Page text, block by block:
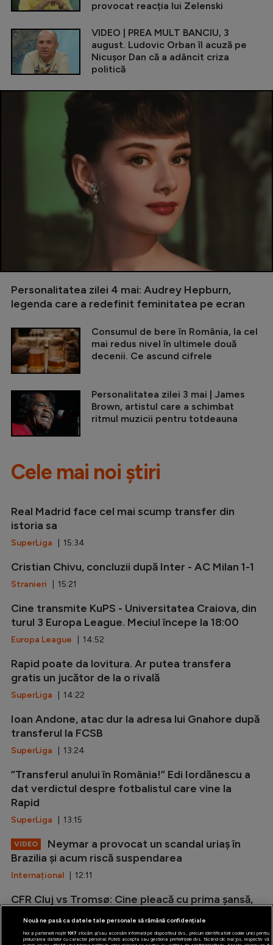
provocat reacția lui Zelenski
VIDEO | PREA MULT BANCIU, 3
august. Ludovic Orban îl acuză pe
Nicușor Dan că a adâncit criza
politică
Personalitatea zilei 4 mai: Audrey Hepburn,
legenda care a redefinit feminitatea pe ecran
Consumul de bere în România, la cel
mai redus nivel în ultimele două
decenii. Ce ascund cifrele
Personalitatea zilei 3 mai | James
Brown, artistul care a schimbat
ritmul muzicii pentru totdeauna
Cele mai noi știri
Real Madrid face cel mai scump transfer din
istoria sa
SuperLiga | 15:34
Cristian Chivu, concluzii după Inter - AC Milan 1-1
Stranieri | 15:21
Cine transmite KuPS - Universitatea Craiova, din
turul 3 Europa League. Meciul începe la 18:00
Europa League | 14:52
Rapid poate da lovitura. Ar putea transfera
gratis un jucător de la o rivală
SuperLiga | 14:22
Ioan Andone, atac dur la adresa lui Gnahore după
transferul la FCSB
SuperLiga | 13:24
”Transferul anului în România!” Edi Iordănescu a
dat verdictul despre fotbalistul care vine la
Rapid
SuperLiga | 13:15
VIDEO
Neymar a provocat un scandal uriaș în
Brazilia și acum riscă suspendarea
Internațional | 12:11
CFR Cluj vs Tromsø: Cine pleacă cu prima șansă,
Conference League| 11:46
Nouă ne pasă ca datele tale personale să rămână confidențiale
Noi și partenerii noștri 1017stocăm și/sau accesăm informații pe dispozitivul dvs., precum identificatorii cookie unici pentru
prelucrarea datelor cu caracter personal. Puteți accepta sau gestiona preferințele dvs. făcând clic mai jos, respectiv vă